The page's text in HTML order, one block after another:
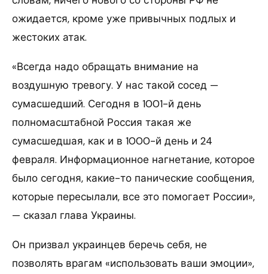
ожидается, кроме уже привычных подлых и
жестоких атак.
«Всегда надо обращать внимание на
воздушную тревогу. У нас такой сосед —
сумасшедший. Сегодня в 1001-й день
полномасштабной Россия такая же
сумасшедшая, как и в 1000-й день и 24
февраля. Информационное нагнетание, которое
было сегодня, какие-то панические сообщения,
которые пересылали, все это помогает России»,
— сказал глава Украины.
Он призвал украинцев беречь себя, не
позволять врагам «использовать ваши эмоции»,